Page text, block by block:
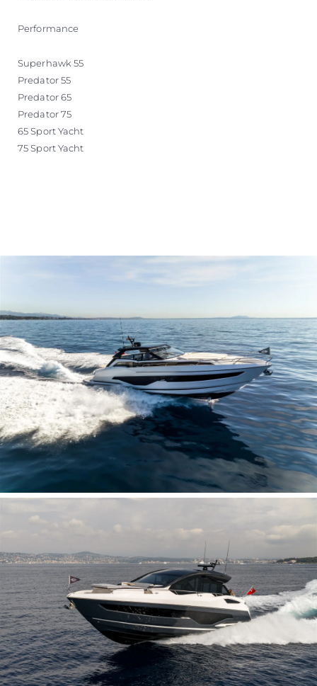
Performance
Superhawk 55
Predator 55
Predator 65
Predator 75
65 Sport Yacht
75 Sport Yacht